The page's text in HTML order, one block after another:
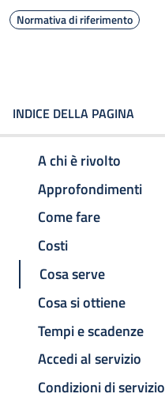
Normativa di riferimento
INDICE DELLA PAGINA
A chi è rivolto
Approfondimenti
Come fare
Costi
Cosa serve
Cosa si ottiene
Tempi e scadenze
Accedi al servizio
Condizioni di servizio